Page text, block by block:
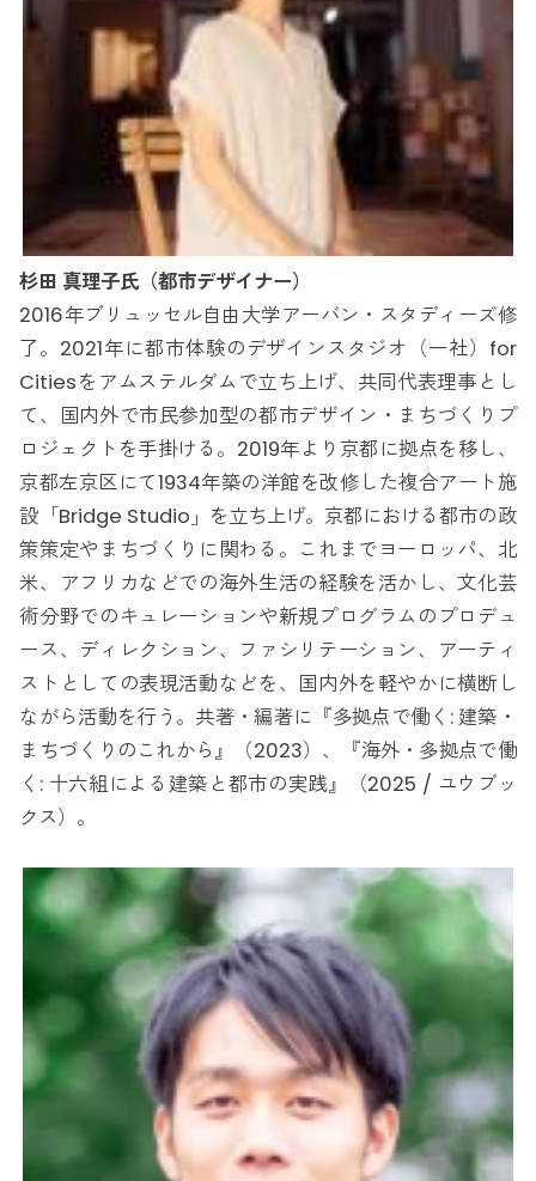
杉田 真理子氏（都市デザイナー）
2016年ブリュッセル自由大学アーバン・スタディーズ修
了。2021年に都市体験のデザインスタジオ（一社）for
Citiesをアムステルダムで立ち上げ、共同代表理事とし
て、国内外で市民参加型の都市デザイン・まちづくりプ
ロジェクトを手掛ける。2019年より京都に拠点を移し、
京都左京区にて1934年築の洋館を改修した複合アート施
設「Bridge Studio」を立ち上げ。京都における都市の政
策策定やまちづくりに関わる。これまでヨーロッパ、北
米、アフリカなどでの海外生活の経験を活かし、文化芸
術分野でのキュレーションや新規プログラムのプロデュ
ース、ディレクション、ファシリテーション、アーティ
ストとしての表現活動などを、国内外を軽やかに横断し
ながら活動を行う。共著・編著に『多拠点で働く: 建築・
まちづくりのこれから』（2023）、『海外・多拠点で働
く: 十六組による建築と都市の実践』（2025 / ユウブッ
クス）。